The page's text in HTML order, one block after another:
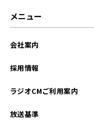
メニュー
会社案内
採用情報
ラジオCMご利用案内
放送基準